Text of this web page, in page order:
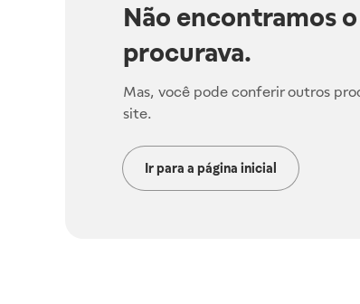
Não encontramos
procurava.
Mas, você pode conferir outros
site.
Ir para a página inicial